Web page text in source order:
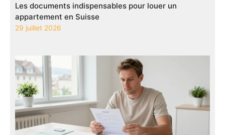
Les documents indispensables pour louer un
appartement en Suisse
29 juillet 2026